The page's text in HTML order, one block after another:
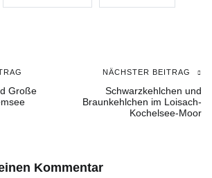
Große
NÄCHSTER BEITRAG
Schwarzkehlchen und
Braunkehlchen im Loisach-
Kochelsee-Moor
Kommentar